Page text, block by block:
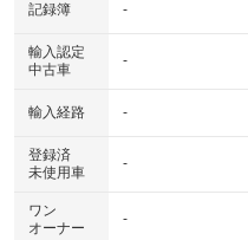
記録簿 -
輸入認定
中古車
-
輸入経路 -
登録済
未使用車
-
ワン
オーナー
-